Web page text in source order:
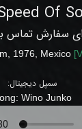
Of
سفارش تماس
1976, Mexico [
سمپل دیجیتال:
Wino Junko